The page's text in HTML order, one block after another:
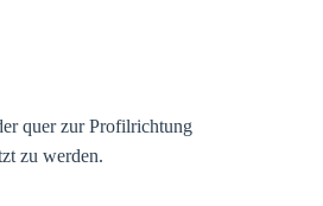
quer zur Profilrichtung
zu werden.